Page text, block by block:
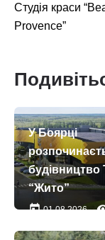
Студія краси
Provence”
У Боярці
будівництво
“Жито”
today01.08.2026